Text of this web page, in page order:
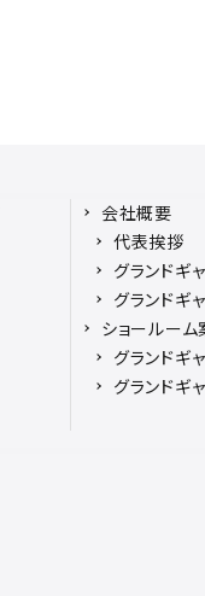
会社概要
代表挨拶
グランドギ
グランドギ
ショールーム
グランドギ
グランドギ